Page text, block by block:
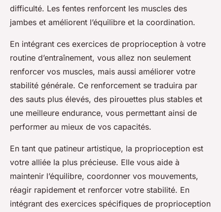
difficulté. Les fentes renforcent les muscles des
jambes et améliorent l’équilibre et la coordination.
En intégrant ces exercices de proprioception à votre
routine d’entraînement, vous allez non seulement
renforcer vos muscles, mais aussi améliorer votre
stabilité générale. Ce renforcement se traduira par
des sauts plus élevés, des pirouettes plus stables et
une meilleure endurance, vous permettant ainsi de
performer au mieux de vos capacités.
En tant que patineur artistique, la proprioception est
votre alliée la plus précieuse. Elle vous aide à
maintenir l’équilibre, coordonner vos mouvements,
réagir rapidement et renforcer votre stabilité. En
intégrant des exercices spécifiques de proprioception